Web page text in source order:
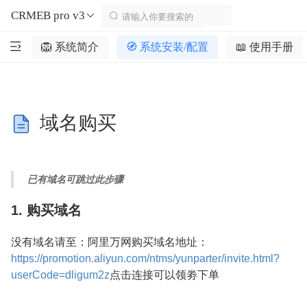
CRMEB pro v3
🦁️ 系统简介 🧭 系统安装/配置 📖 使用手册
域名购买
已有域名可跳过此步骤
1. 购买域名
没有域名请至：阿里万网购买域名地址：
https://promotion.aliyun.com/ntms/yunparter/invite.html?
userCode=dligum2z点击连接可以领劵下单